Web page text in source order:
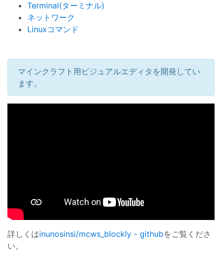
Terminal(ターミナル)
ネットワーク
Linuxコマンド
マインクラフト用ビジュアルエディタを開発してい
ます。
詳しくはinunosinsi/mcws_blockly - githubをご覧くださ
い。